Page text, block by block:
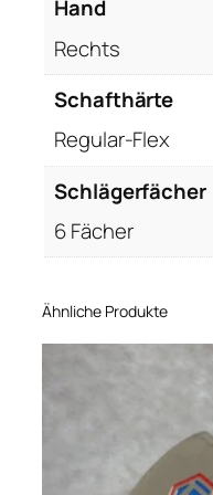
Hand
Rechts
Schafthärte
Regular-Flex
Schlägerfächer
6 Fächer
Ähnliche Produkte